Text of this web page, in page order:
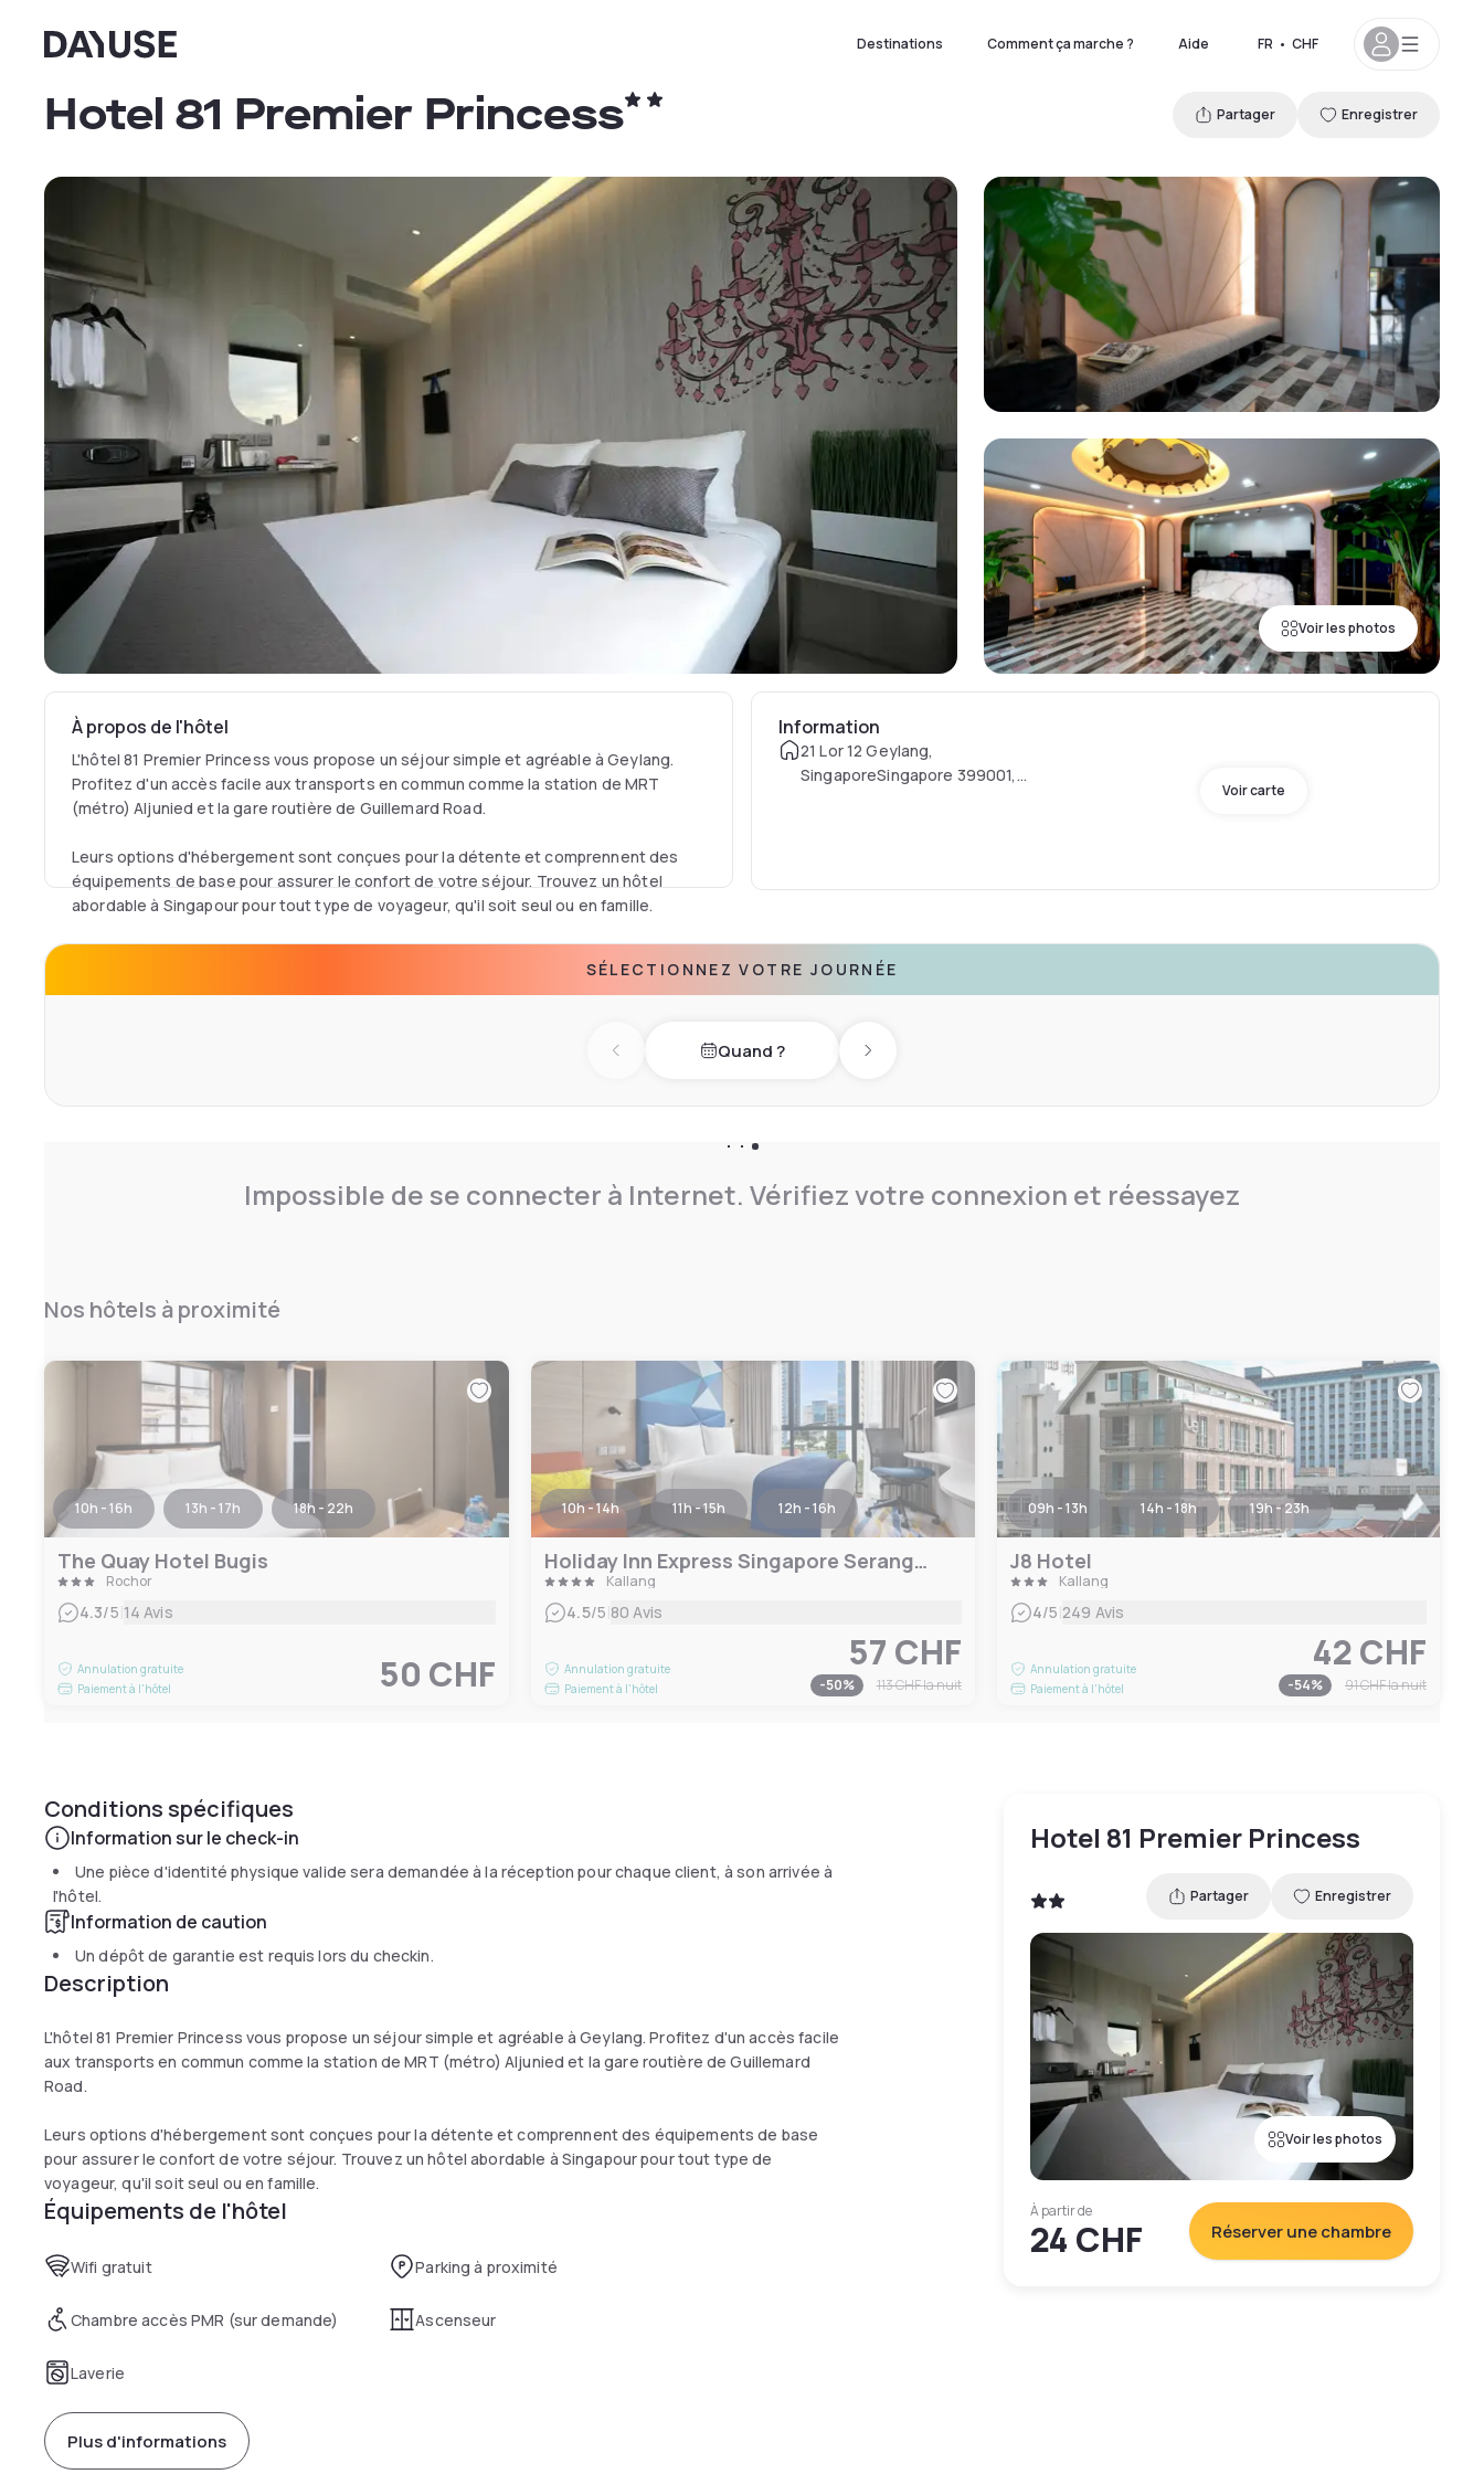
Dayuse Destinations Comment ça marche ? Aide FR • CHF
Voir les photos
Hotel 81 Premier Princess Partager Enregistrer
À propos de l'hôtel
L'hôtel 81 Premier Princess vous propose un séjour simple et agréable à Geylang.
Profitez d'un accès facile aux transports en commun comme la station de MRT
(métro) Aljunied et la gare routière de Guillemard Road.
Leurs options d'hébergement sont conçues pour la détente et comprennent des
équipements de base pour assurer le confort de votre séjour. Trouvez un hôtel
abordable à Singapour pour tout type de voyageur, qu'il soit seul ou en famille.
Information
21 Lor 12 Geylang,
SingaporeSingapore 399001,
Voir carte
SÉLECTIONNEZ VOTRE JOURNÉE
Previous dayQuand ? Next day
Impossible de se connecter à Internet. Vérifiez votre connexion et réessayez
Nos hôtels à proximité
10h - 16h 13h - 17h 18h - 22h
The Quay Hotel Bugis
Rochor
4.3/5 14 Avis
Annulation gratuite
Paiement à l'hôtel
50 CHF
10h - 14h 11h - 15h 12h - 16h
Holiday Inn Express Singapore Serangoon
Kallang
4.5/5 80 Avis
Annulation gratuite
Paiement à l'hôtel
57 CHF
-50% 113 CHFla nuit
09h - 13h 14h - 18h 19h - 23h
J8 Hotel
Kallang
4/5 249 Avis
Annulation gratuite
Paiement à l'hôtel
42 CHF
-54% 91 CHFla nuit
Conditions spécifiques
Information sur le check-in
Une pièce d'identité physique valide sera demandée à la réception pour chaque client, à son arrivée à
l'hôtel.
Information de caution
Un dépôt de garantie est requis lors du checkin.
Description
L'hôtel 81 Premier Princess vous propose un séjour simple et agréable à Geylang. Profitez d'un accès facile
aux transports en commun comme la station de MRT (métro) Aljunied et la gare routière de Guillemard
Road.
Leurs options d'hébergement sont conçues pour la détente et comprennent des équipements de base
pour assurer le confort de votre séjour. Trouvez un hôtel abordable à Singapour pour tout type de
voyageur, qu'il soit seul ou en famille.
Équipements de l'hôtel
Wifi gratuit Parking à proximité
Chambre accès PMR (sur demande) Ascenseur
Laverie
Plus d'informations
Hotel 81 Premier Princess
Partager Enregistrer
Voir les photos
À partir de
24 CHF Réserver une chambre